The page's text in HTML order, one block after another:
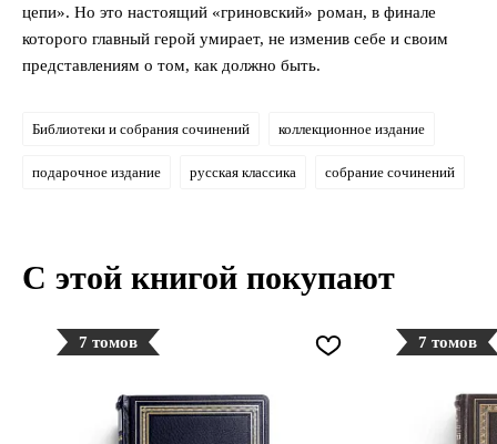
цепи». Но это настоящий «гриновский» роман, в финале
которого главный герой умирает, не изменив себе и своим
представлениям о том, как должно быть.
Библиотеки и собрания сочинений коллекционное издание
подарочное издание русская классика собрание сочинений
С этой книгой покупают
7 томов 7 томов